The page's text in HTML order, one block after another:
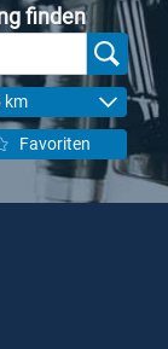
finden
km
Favoriten